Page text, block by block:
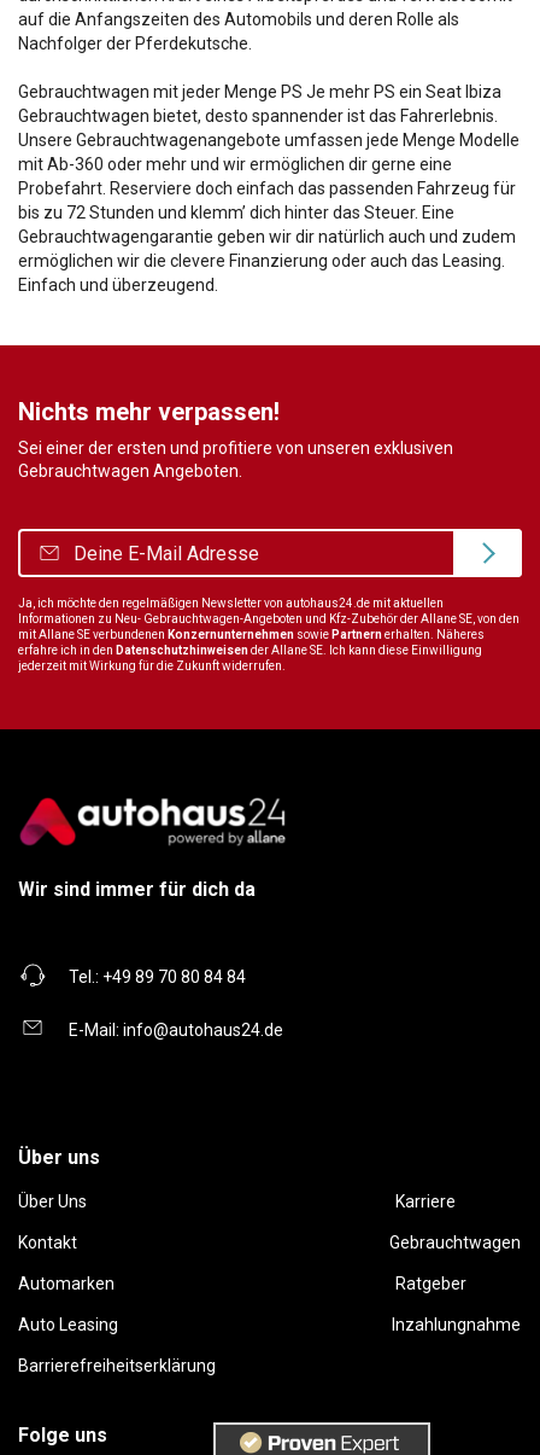
auf die Anfangszeiten des Automobils und deren Rolle als
Nachfolger der Pferdekutsche.
Gebrauchtwagen mit jeder Menge PS Je mehr PS ein Seat Ibiza
Gebrauchtwagen bietet, desto spannender ist das Fahrerlebnis.
Unsere Gebrauchtwagenangebote umfassen jede Menge Modelle
mit Ab-360 oder mehr und wir ermöglichen dir gerne eine
Probefahrt. Reserviere doch einfach das passenden Fahrzeug für
bis zu 72 Stunden und klemm’ dich hinter das Steuer. Eine
Gebrauchtwagengarantie geben wir dir natürlich auch und zudem
ermöglichen wir die clevere Finanzierung oder auch das Leasing.
Einfach und überzeugend.
Nichts mehr verpassen!
Sei einer der ersten und profitiere von unseren exklusiven
Gebrauchtwagen Angeboten.
Ja, ich möchte den regelmäßigen Newsletter von autohaus24.de mit aktuellen
Informationen zu Neu- Gebrauchtwagen-Angeboten und Kfz-Zubehör der Allane SE, von den
mit Allane SE verbundenen Konzernunternehmen sowie Partnernerhalten. Näheres
erfahre ich in den Datenschutzhinweisender Allane SE. Ich kann diese Einwilligung
jederzeit mit Wirkung für die Zukunft widerrufen.
Wir sind immer für dich da
Tel.: +49 89 70 80 84 84
E-Mail: info@autohaus24.de
Über uns
Über Uns Karriere
Kontakt Gebrauchtwagen
Automarken Ratgeber
Auto Leasing Inzahlungnahme
Barrierefreiheitserklärung
Folge uns